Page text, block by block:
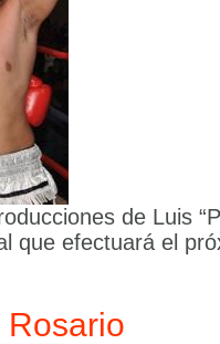
de Luis
que efectuará el
Rosario